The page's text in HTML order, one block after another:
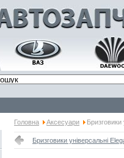
Головна Аксесуари
Бризговики універсальні